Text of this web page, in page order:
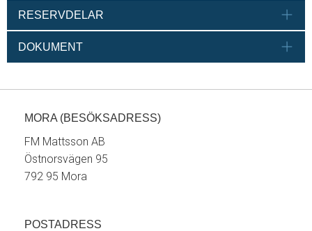
RESERVDELAR
DOKUMENT
MORA (BESÖKSADRESS)
FM Mattsson AB
Östnorsvägen 95
792 95 Mora
POSTADRESS